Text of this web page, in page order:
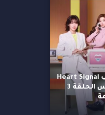
برنامج إشارة القلب Heart Signal
الموسم الخامس الحلقة 3